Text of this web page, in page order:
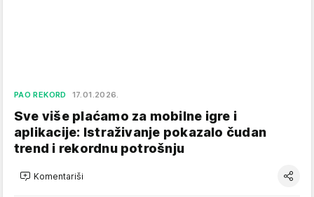
PAO REKORD 17.01.2026.
Sve više plaćamo za mobilne igre i
aplikacije: Istraživanje pokazalo čudan
trend i rekordnu potrošnju
Komentariši